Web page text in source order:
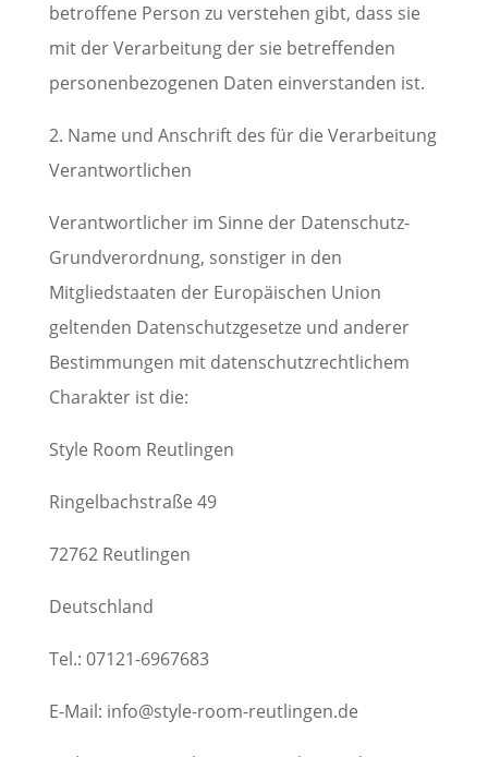
betroffene Person zu verstehen gibt, dass sie
mit der Verarbeitung der sie betreffenden
personenbezogenen Daten einverstanden ist.
2. Name und Anschrift des für die Verarbeitung
Verantwortlichen
Verantwortlicher im Sinne der Datenschutz-
Grundverordnung, sonstiger in den
Mitgliedstaaten der Europäischen Union
geltenden Datenschutzgesetze und anderer
Bestimmungen mit datenschutzrechtlichem
Charakter ist die:
Style Room Reutlingen
Ringelbachstraße 49
72762 Reutlingen
Deutschland
Tel.: 07121-6967683
E-Mail: info@style-room-reutlingen.de